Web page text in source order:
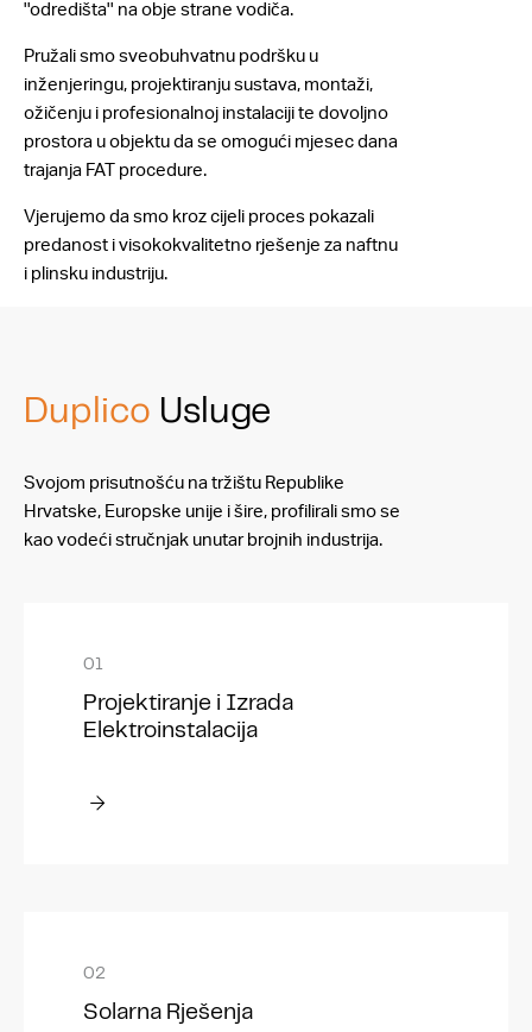
''odredišta'' na obje strane vodiča.
Pružali smo sveobuhvatnu podršku u
inženjeringu, projektiranju sustava, montaži,
ožičenju i profesionalnoj instalaciji te dovoljno
prostora u objektu da se omogući mjesec dana
trajanja FAT procedure.
Vjerujemo da smo kroz cijeli proces pokazali
predanost i visokokvalitetno rješenje za naftnu
i plinsku industriju.
Duplico Usluge
Svojom prisutnošću na tržištu Republike
Hrvatske, Europske unije i šire, profilirali smo se
kao vodeći stručnjak unutar brojnih industrija.
Projektiranje i Izrada
Elektroinstalacija
Solarna Rješenja